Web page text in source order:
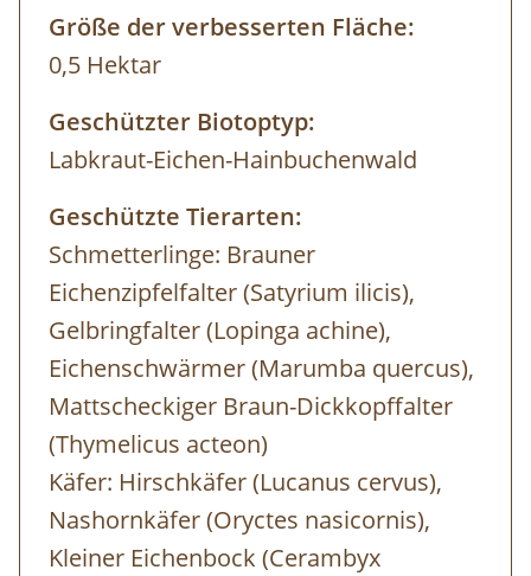
Größe der verbesserten Fläche:
0,5 Hektar
Geschützter Biotoptyp:
Labkraut-Eichen-Hainbuchenwald
Geschützte Tierarten:
Schmetterlinge: Brauner
Eichenzipfelfalter (Satyrium ilicis),
Gelbringfalter (Lopinga achine),
Eichenschwärmer (Marumba quercus),
Mattscheckiger Braun-Dickkopffalter
(Thymelicus acteon)
Käfer: Hirschkäfer (Lucanus cervus),
Nashornkäfer (Oryctes nasicornis),
Kleiner Eichenbock (Cerambyx